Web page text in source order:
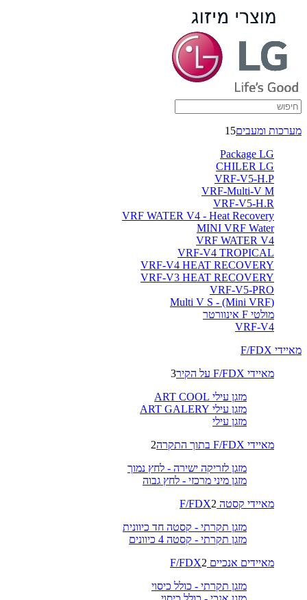
מערכות ומעבים15
Package LG
CHILER LG
VRF-V5-H.P
VRF-Multi-V M
VRF-V5-H.R
VRF WATER V4 - Heat Recovery
MINI VRF Water
VRF WATER V4
VRF-V4 TROPICAL
VRF-V4 HEAT RECOVERY
VRF-V3 HEAT RECOVERY
VRF-V5-PRO
(Multi V S - (Mini VRF
מולטי F אינוורטר
VRF-V4
מאיידי F/FDX
מאיידי F/FDX על הקיר
3
מזגן עילי ART COOL
מזגן עילי ART GALERY
מזגן עילי
מאיידי F/FDX בתוך התקרה
2
מזגן לזריקה ישירה - לחץ נמוך
מזגן מיני מרכזי - לחץ גבוה
מאיידי קסטה F/FDX 2
מזגן תקרתי - קסטה חד כיוונית
מזגן תקרתי - קסטה 4 כיוונים
מאיידים אנכיים F/FDX 2
מזגן תקרתי - כולל כיסוי